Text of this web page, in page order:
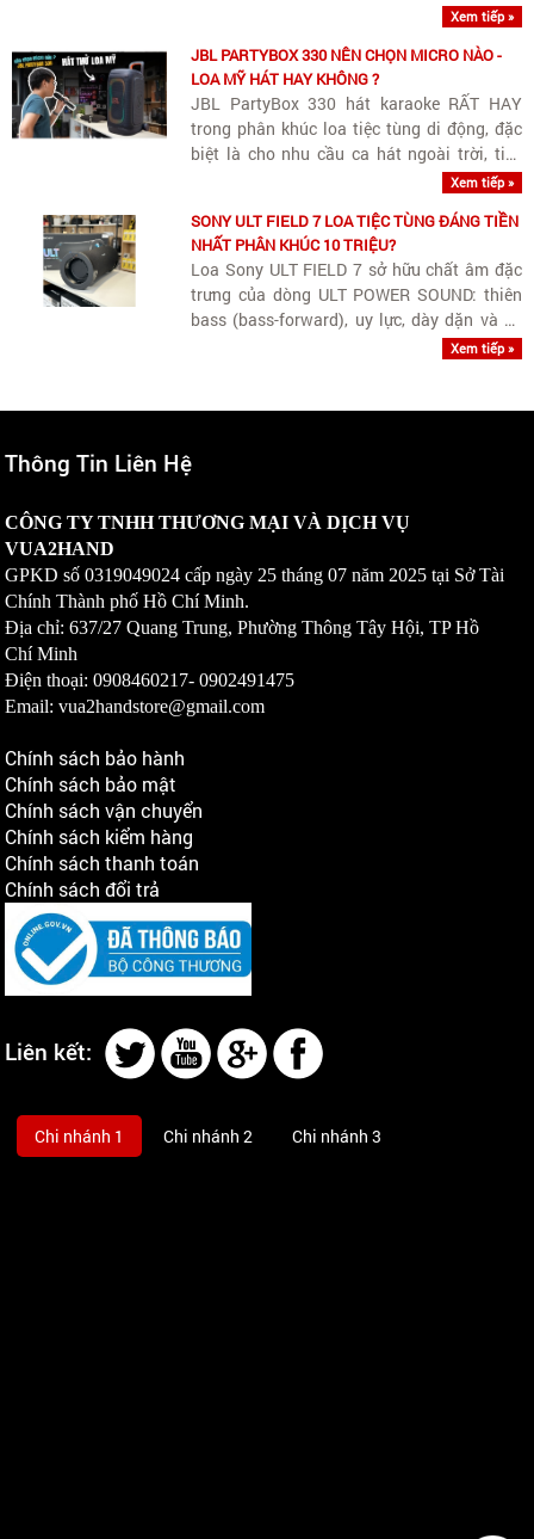
Xem tiếp »
JBL PARTYBOX 330 NÊN CHỌN MICRO NÀO -
LOA MỸ HÁT HAY KHÔNG ?
JBL PartyBox 330 hát karaoke RẤT HAY
trong phân khúc loa tiệc tùng di động, đặc
biệt là cho nhu cầu ca hát ngoài trời, tiệc
Xem tiếp »
SONY ULT FIELD 7 LOA TIỆC TÙNG ĐÁNG TIỀN
NHẤT PHÂN KHÚC 10 TRIỆU?
Loa Sony ULT FIELD 7 sở hữu chất âm đặc
trưng của dòng ULT POWER SOUND: thiên
bass (bass-forward), uy lực, dày dặn và có
âm lượng lớn. Tuy thiên trầm phục vụ các
Xem tiếp »
Thông Tin Liên Hệ
CÔNG TY TNHH THƯƠNG MẠI VÀ DỊCH VỤ
VUA2HAND
GPKD số0319049024 cấp ngày 25 tháng 07 năm 2025 tại Sở Tài
Chính Thành phố Hồ Chí Minh.
Địa chỉ: 637/27 Quang Trung, Phường Thông Tây Hội, TP Hồ
Chí Minh
Điện thoại: 0908460217-0902491475
Email: vua2handstore@gmail.com
Chính sách bảo hành
Chính sách bảo mật
Chính sách vận chuyển
Chính sách kiểm hàng
Chính sách thanh toán
Chính sách đổi trả
Liên kết:
Chi nhánh 1 Chi nhánh 2 Chi nhánh 3